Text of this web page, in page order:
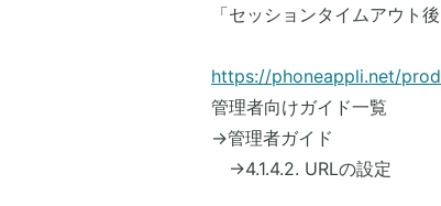
「セッションタイムアウト
https://phoneappli.net/
管理者向けガイド一覧
→管理者ガイド
→4.1.4.2. URLの設定